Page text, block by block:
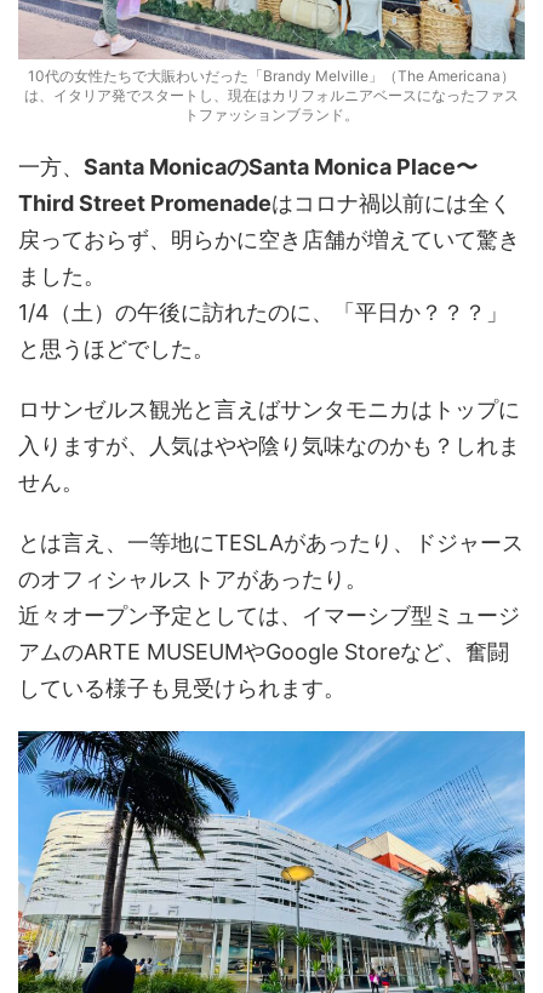
10代の女性たちで大賑わいだった「Brandy Melville」（The Americana）
は、イタリア発でスタートし、現在はカリフォルニアベースになったファス
トファッションブランド。
一方、 Santa MonicaのSanta Monica Place〜
Third Street Promenadeはコロナ禍以前には全く
戻っておらず、明らかに空き店舗が増えていて驚き
ました。
1/4（土）の午後に訪れたのに、「平日か？？？」
と思うほどでした。
ロサンゼルス観光と言えばサンタモニカはトップに
入りますが、人気はやや陰り気味なのかも？しれま
せん。
とは言え、一等地にTESLAがあったり、ドジャース
のオフィシャルストアがあったり。
近々オープン予定としては、イマーシブ型ミュージ
アムのARTE MUSEUMやGoogle Storeなど、奮闘
している様子も見受けられます。